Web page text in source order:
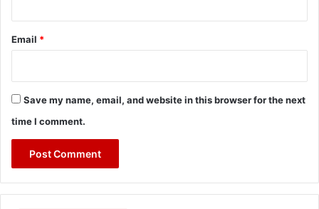
Email *
Save my name, email, and website in this browser for the next
time I comment.